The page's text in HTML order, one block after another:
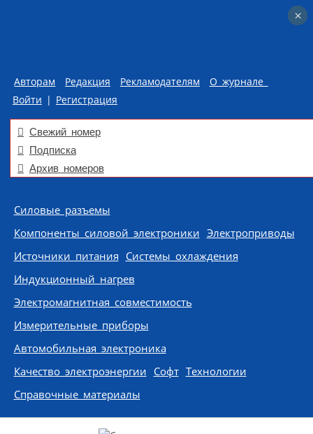
Авторам Редакция Рекламодателям
О журнале
Войти | Регистрация
Свежий номер
Подписка
Архив номеров
Skip to content
Силовые разъемы
Компоненты силовой электроники Электроприводы
Источники питания Системы охлаждения
Индукционный нагрев
Электромагнитная совместимость
Измерительные приборы
Автомобильная электроника
Качество электроэнергии Софт Технологии
Справочные материалы
×
×